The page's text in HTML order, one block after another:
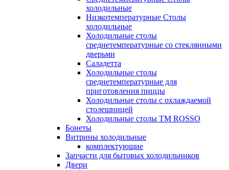
холодильные
Низкотемпературные Столы
холодильные
Холодильные столы
среднетемпературные со стеклянными
дверьми
Саладетта
Холодильные столы
среднетемпературные для
приготовления пиццы
Холодильные столы с охлаждаемой
столешницей
Холодильные столы ТМ ROSSO
Бонеты
Витрины холодильные
комплектующие
Запчасти для бытовых холодильников
Двери